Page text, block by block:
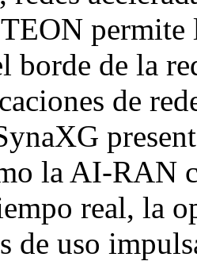
permite
borde de la
de
la AI-RAN
real, la
de uso